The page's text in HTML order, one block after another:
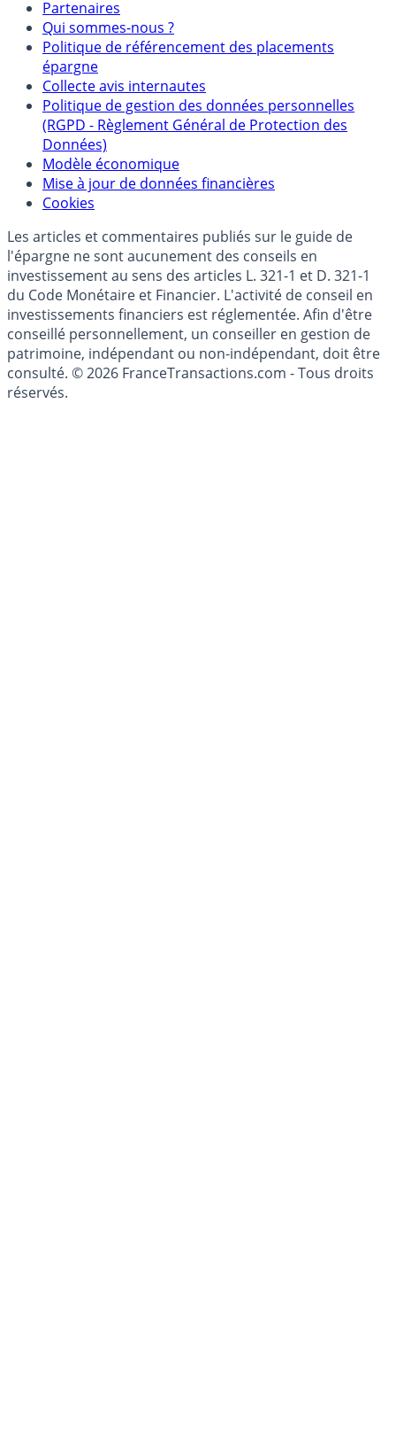
Mentions légales et Conditions d’utilisation
Partenaires
Qui sommes-nous ?
Politique de référencement des placements
épargne
Collecte avis internautes
Politique de gestion des données personnelles
(RGPD - Règlement Général de Protection des
Données)
Modèle économique
Cookies
Les articles et commentaires publiés sur le guide de
l'épargne ne sont aucunement des conseils en
investissement au sens des articles L. 321-1 et D. 321-1
du Code Monétaire et Financier. L'activité de conseil en
investissements financiers est réglementée. Afin d'être
conseillé personnellement, un conseiller en gestion de
patrimoine, indépendant ou non-indépendant, doit être